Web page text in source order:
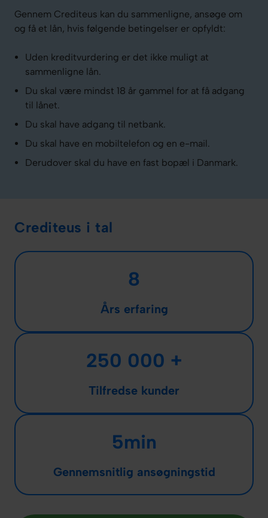
Gennem Crediteus kan du sammenligne, ansøge om
og få et lån, hvis følgende betingelser er opfyldt:
Uden kreditvurdering er det ikke muligt at
sammenligne lån.
Du skal være mindst 18 år gammel for at få adgang
til lånet.
Du skal have adgang til netbank.
Du skal have en mobiltelefon og en e-mail.
Derudover skal du have en fast bopæl i Danmark.
Crediteus i tal
8
Års erfaring
250 000 +
Tilfredse kunder
5min
Gennemsnitlig ansøgningstid